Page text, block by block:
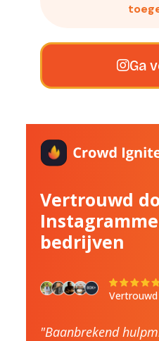
Vertrouwd
bedrijven
"Baanbrekend
Ga